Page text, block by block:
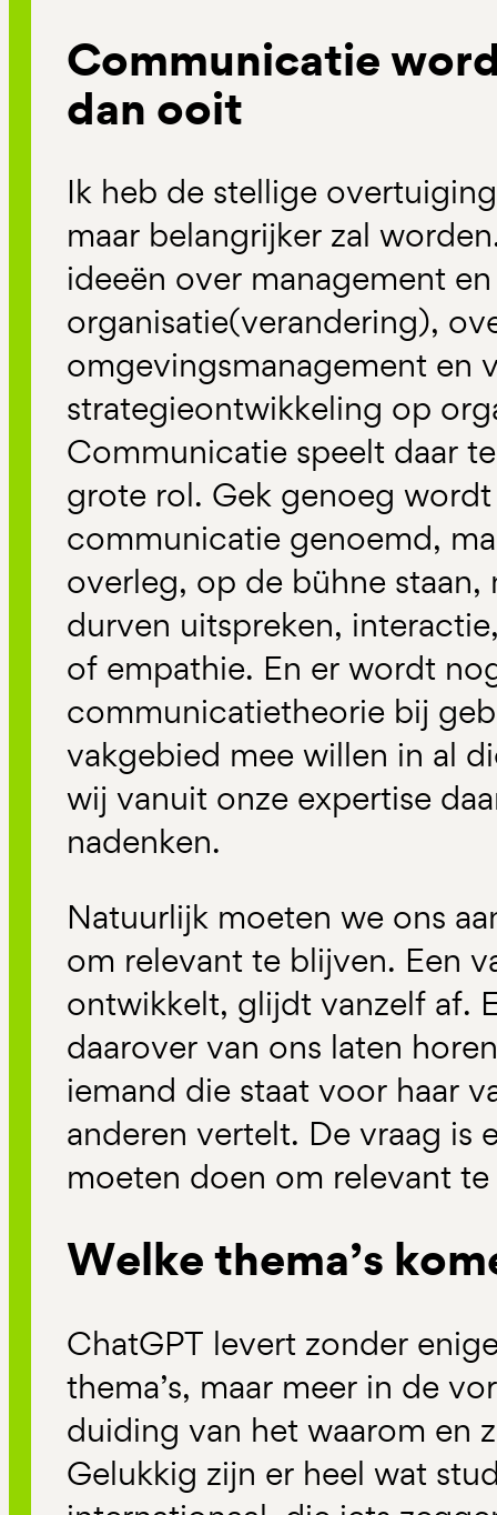
Communicatie
dan ooit
Ik heb de stellige
maar belangrijker zal
ideeën over management en
organisatie(verandering),
omgevingsmanagement en
strategieontwikkeling op
Communicatie speelt daar
grote rol. Gek genoeg
communicatie genoemd,
overleg, op de bühne staan,
durven uitspreken,
of empathie. En er wordt
communicatietheorie bij
vakgebied mee willen in al
wij vanuit onze expertise
nadenken.
Natuurlijk moeten we ons
om relevant te blijven. Een
ontwikkelt, glijdt vanzelf af.
daarover van ons laten
iemand die staat voor haar
anderen vertelt. De vraag is
moeten doen om relevant
Welke thema’s
ChatGPT levert zonder
thema’s, maar meer in de
duiding van het waarom en
Gelukkig zijn er heel wat